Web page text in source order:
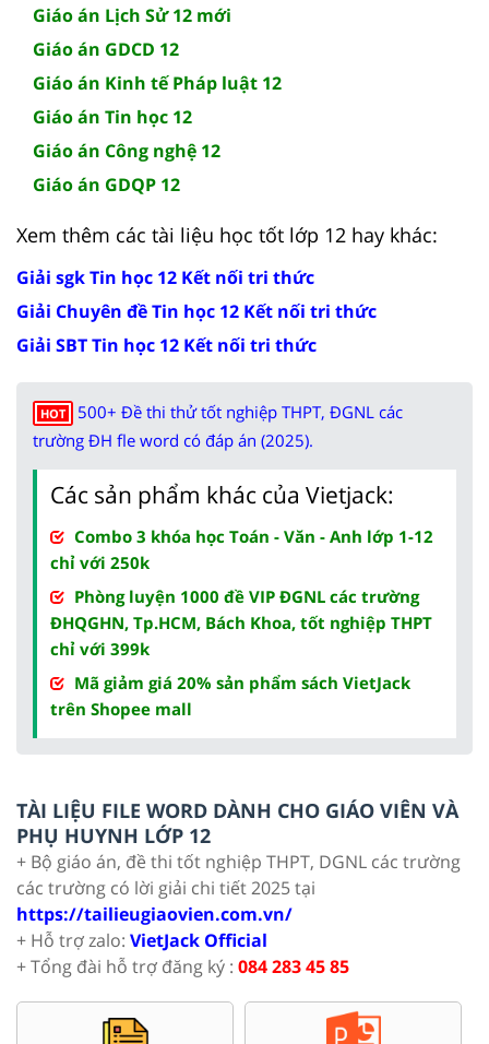
Giáo án Lịch Sử 12 mới
Giáo án GDCD 12
Giáo án Kinh tế Pháp luật 12
Giáo án Tin học 12
Giáo án Công nghệ 12
Giáo án GDQP 12
Xem thêm các tài liệu học tốt lớp 12 hay khác:
Giải sgk Tin học 12 Kết nối tri thức
Giải Chuyên đề Tin học 12 Kết nối tri thức
Giải SBT Tin học 12 Kết nối tri thức
HOT
500+ Đề thi thử tốt nghiệp THPT, ĐGNL các
trường ĐH fle word có đáp án (2025).
Các sản phẩm khác của Vietjack:
Combo 3 khóa học Toán - Văn - Anh lớp 1-12
chỉ với 250k
Phòng luyện 1000 đề VIP ĐGNL các trường
ĐHQGHN, Tp.HCM, Bách Khoa, tốt nghiệp THPT
chỉ với 399k
Mã giảm giá 20% sản phẩm sách VietJack
trên Shopee mall
TÀI LIỆU FILE WORD DÀNH CHO GIÁO VIÊN VÀ
PHỤ HUYNH LỚP 12
+ Bộ giáo án, đề thi tốt nghiệp THPT, DGNL các trường
các trường có lời giải chi tiết 2025 tại
https://tailieugiaovien.com.vn/
+ Hỗ trợ zalo: VietJack Official
+ Tổng đài hỗ trợ đăng ký : 084 283 45 85